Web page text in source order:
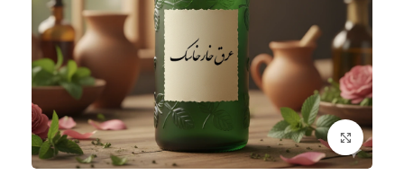
بزرگنمایی تصویر